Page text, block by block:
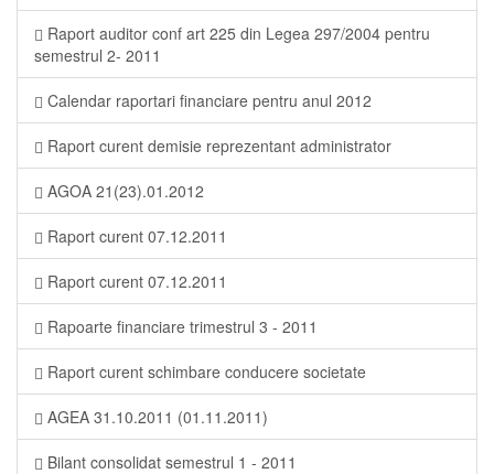
Raport auditor conf art 225 din Legea 297/2004 pentru
semestrul 2- 2011
Calendar raportari financiare pentru anul 2012
Raport curent demisie reprezentant administrator
AGOA 21(23).01.2012
Raport curent 07.12.2011
Raport curent 07.12.2011
Rapoarte financiare trimestrul 3 - 2011
Raport curent schimbare conducere societate
AGEA 31.10.2011 (01.11.2011)
Bilant consolidat semestrul 1 - 2011